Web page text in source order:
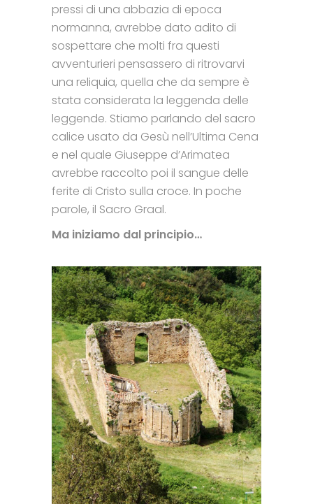
pressi di una abbazia di epoca
normanna, avrebbe dato adito di
sospettare che molti fra questi
avventurieri pensassero di ritrovarvi
una reliquia, quella che da sempre è
stata considerata la leggenda delle
leggende. Stiamo parlando del sacro
calice usato da Gesù nell’Ultima Cena
e nel quale Giuseppe d’Arimatea
avrebbe raccolto poi il sangue delle
ferite di Cristo sulla croce. In poche
parole, il Sacro Graal.
Ma iniziamo dal principio…